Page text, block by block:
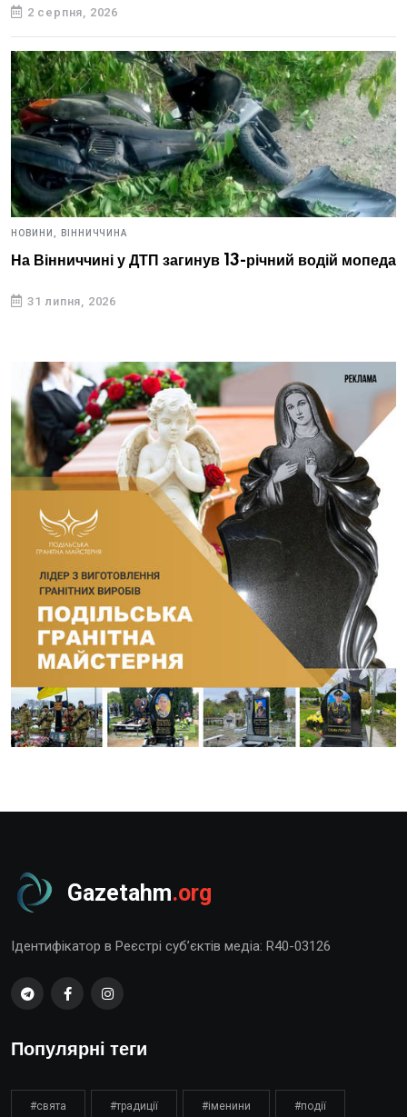
2 серпня, 2026
НОВИНИ, ВІННИЧЧИНА
На Вінниччині у ДТП загинув 13-річний водій мопеда
31 липня, 2026
Gazetahm.org
Ідентифікатор в Реєстрі суб’єктів медіа: R40-03126
Популярні теги
#свята #традиції #іменини #події